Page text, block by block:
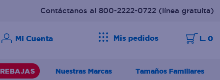
Contáctanos al 800-2222-0722 (línea gratuita)
Mis pedidos L. 0
REBAJAS Nuestras Marcas Tamaños Familiares